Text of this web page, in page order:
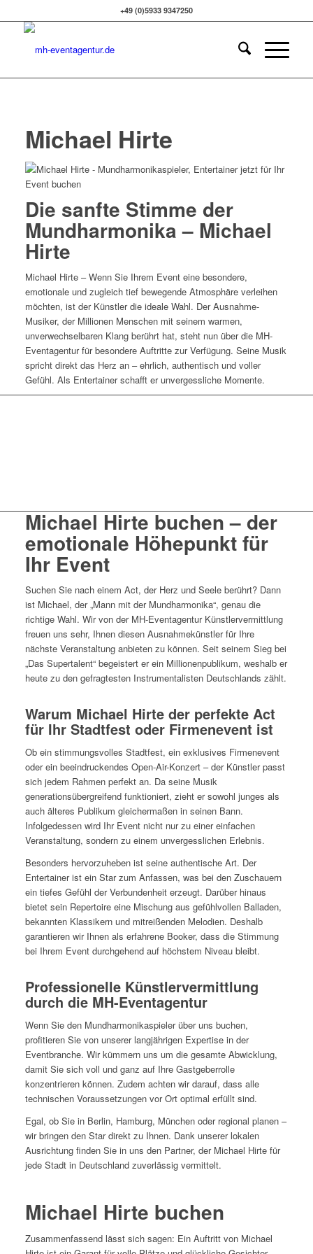
+49 (0)5933 9347250
Michael Hirte
Die sanfte Stimme der
Mundharmonika – Michael
Hirte
Michael Hirte – Wenn Sie Ihrem Event eine besondere,
emotionale und zugleich tief bewegende Atmosphäre verleihen
möchten, ist der Künstler die ideale Wahl. Der Ausnahme-
Musiker, der Millionen Menschen mit seinem warmen,
unverwechselbaren Klang berührt hat, steht nun über die MH-
Eventagentur für besondere Auftritte zur Verfügung. Seine Musik
spricht direkt das Herz an – ehrlich, authentisch und voller
Gefühl. Als Entertainer schafft er unvergessliche Momente.
Michael Hirte buchen – der
emotionale Höhepunkt für
Ihr Event
Suchen Sie nach einem Act, der Herz und Seele berührt? Dann
ist Michael, der „Mann mit der Mundharmonika“, genau die
richtige Wahl. Wir von der MH-Eventagentur Künstlervermittlung
freuen uns sehr, Ihnen diesen Ausnahmekünstler für Ihre
nächste Veranstaltung anbieten zu können. Seit seinem Sieg bei
„Das Supertalent“ begeistert er ein Millionenpublikum, weshalb er
heute zu den gefragtesten Instrumentalisten Deutschlands zählt.
Warum Michael Hirte der perfekte Act
für Ihr Stadtfest oder Firmenevent ist
Ob ein stimmungsvolles Stadtfest, ein exklusives Firmenevent
oder ein beeindruckendes Open-Air-Konzert – der Künstler passt
sich jedem Rahmen perfekt an. Da seine Musik
generationsübergreifend funktioniert, zieht er sowohl junges als
auch älteres Publikum gleichermaßen in seinen Bann.
Infolgedessen wird Ihr Event nicht nur zu einer einfachen
Veranstaltung, sondern zu einem unvergesslichen Erlebnis.
Besonders hervorzuheben ist seine authentische Art. Der
Entertainer ist ein Star zum Anfassen, was bei den Zuschauern
ein tiefes Gefühl der Verbundenheit erzeugt. Darüber hinaus
bietet sein Repertoire eine Mischung aus gefühlvollen Balladen,
bekannten Klassikern und mitreißenden Melodien. Deshalb
garantieren wir Ihnen als erfahrene Booker, dass die Stimmung
bei Ihrem Event durchgehend auf höchstem Niveau bleibt.
Professionelle Künstlervermittlung
durch die MH-Eventagentur
Wenn Sie den Mundharmonikaspieler über uns buchen,
profitieren Sie von unserer langjährigen Expertise in der
Eventbranche. Wir kümmern uns um die gesamte Abwicklung,
damit Sie sich voll und ganz auf Ihre Gastgeberrolle
konzentrieren können. Zudem achten wir darauf, dass alle
technischen Voraussetzungen vor Ort optimal erfüllt sind.
Egal, ob Sie in Berlin, Hamburg, München oder regional planen –
wir bringen den Star direkt zu Ihnen. Dank unserer lokalen
Ausrichtung finden Sie in uns den Partner, der Michael Hirte für
jede Stadt in Deutschland zuverlässig vermittelt.
Michael Hirte buchen
Zusammenfassend lässt sich sagen: Ein Auftritt von Michael